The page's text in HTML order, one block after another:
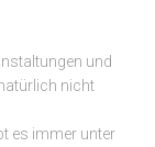
und
nicht
es immer unter